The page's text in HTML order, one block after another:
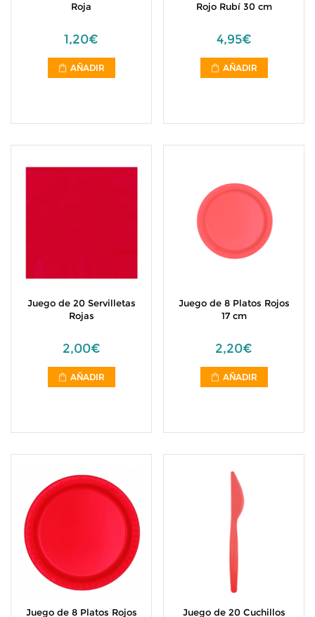
Roja
1,20€
AÑADIR
Rojo Rubí 30 cm
4,95€
AÑADIR
Juego de 20 Servilletas
Rojas
2,00€
AÑADIR
Juego de 8 Platos Rojos
17 cm
2,20€
AÑADIR
Juego de 8 Platos Rojos Juego de 20 Cuchillos